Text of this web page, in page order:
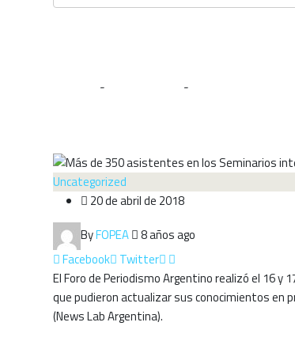
Más de 350
- -
Uncategorized
20 de abril de 2018
ByFOPEA 8 años ago
Facebook Twitter
El Foro de Periodismo Argentino realizó el 16
que pudieron actualizar sus conocimientos en
(News Lab Argentina).